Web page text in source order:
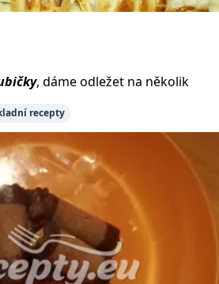
, dáme odležet na několik
recepty